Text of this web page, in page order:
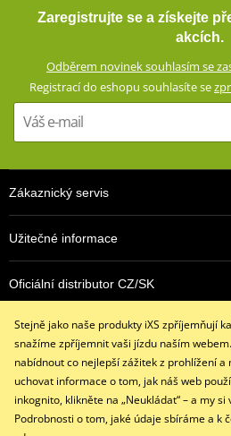
Příjemný a pohodlný materiál
Klimatická membrána
Chrániče kyčlí a výškově
certifikované, vyjímatelné)
Oblasti náchylné při pádu
materiálem
Síťovaná podšívka (100% polyester)
Vyjímatelná termovložka (100%
Ventilační systém AirVent na
Zapínání nohavic pomocí dlouhého
Strečové panely v bederní části
Boční kapsy s voděodolnými zipy
voděodolná)
Krátký (20 cm) a dlouhý (70 cm)
Konstrukce testována podle normy
Kompatibilní s: BUNDA ACAMAR
Zaregistrujte se a získejte
akcích.
Odběrem novinek souhlasím se
Registrací do eshopu souhlasíte se
Zákaznický servis
Užitečné informace
Oficiální distributor CZ/SK
Kontaktujte
info@ixs-
Po - Pá (8:00 -
Stejně jako naše produkty iXS zpříjemňují
snažíme zpříjemnit vaši jízdu naším
nabídnout co nejlepší zážitek z prohlížení
uchovat informace o tom, jak náš web
inkognito, klikněte na „Neukládat“ – a my
Podrobnosti o tom, jaké údaje sbíráme a k